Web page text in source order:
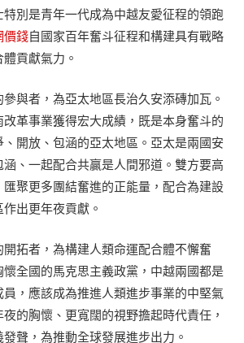
別是青年一代成為中越友愛征程的領跑
價錢自國家百年奮斗征程和構建具有戰略
貢獻氣力。
與者，為亞太地區長治久安添磚加瓦。
革事業獲得宏大成績，既是本身奮斗的
開放、包涵的亞太地區。亞太是兩國安
、一起配合共贏是人間邪道。雙方要高
聚更多團結奮進的正能量，配合為建設
出更年夜貢獻。
拓者，為構建人類命運配合體不懈奮
全國的馬克思主義政黨，中越兩國都是
，應該成為推進人類進步事業的中堅氣
的胸懷、更寬闊的視野擔起時代責任，
聲，為推動全球發展進步出力。